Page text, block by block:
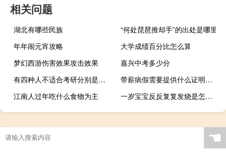
相关问题
湖北有哪些民族
“何处琵琶推却手”的出处是哪里
年年闹元宵攻略
大学成绩百分比怎么算
梦幻西游伤害效果攻击效果
嘉兴中考多少分
有四种人不适合考研分别是哪类
带薪病假需要提供什么证明（带薪病假）
江南人过年吃什么食物为主
一岁宝宝反反复复发烧是怎么回事（反反复复发烧是怎么回事）
☚